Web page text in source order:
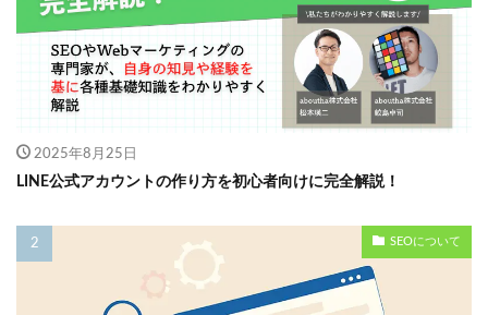
2025年8月25日
LINE公式アカウントの作り方を初心者向けに完全解説！
SEOについて